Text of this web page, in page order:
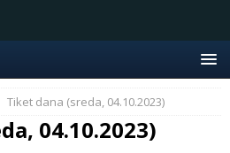
Tiket dana (sreda, 04.10.2023)
04.10.2023)